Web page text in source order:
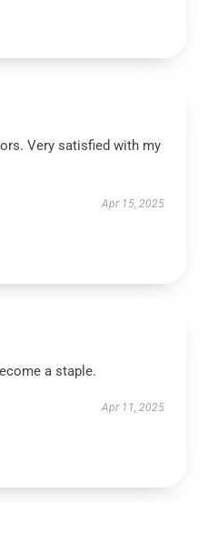
Very satisfied with my
Apr 15, 2025
a staple.
Apr 11, 2025